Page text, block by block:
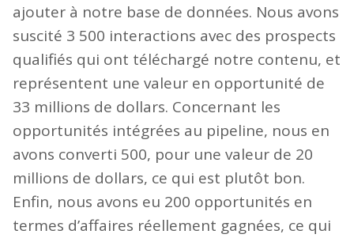
ajouter à notre base de données. Nous avons
suscité 3 500 interactions avec des prospects
qualifiés qui ont téléchargé notre contenu, et
représentent une valeur en opportunité de
33 millions de dollars. Concernant les
opportunités intégrées au pipeline, nous en
avons converti 500, pour une valeur de 20
millions de dollars, ce qui est plutôt bon.
Enfin, nous avons eu 200 opportunités en
termes d’affaires réellement gagnées, ce qui